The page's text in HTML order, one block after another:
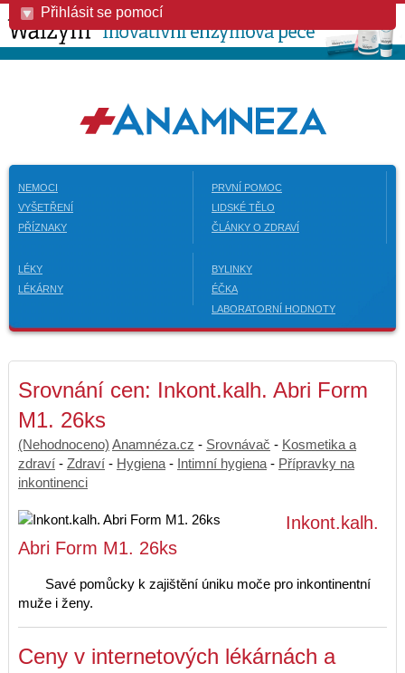
Přihlásit se pomocí
NEMOCI
VYŠETŘENÍ
PŘÍZNAKY
PRVNÍ POMOC
LIDSKÉ TĚLO
ČLÁNKY O ZDRAVÍ
LÉKY
LÉKÁRNY
BYLINKY
ÉČKA
LABORATORNÍ HODNOTY
Srovnání cen: Inkont.kalh. Abri Form
M1. 26ks
(Nehodnoceno) Anamnéza.cz - Srovnávač - Kosmetika a
zdraví - Zdraví - Hygiena - Intimní hygiena - Přípravky na
inkontinenci
Inkont.kalh.
Abri Form M1. 26ks
Savé pomůcky k zajištění úniku moče pro inkontinentní
muže i ženy.
Ceny v internetových lékárnách a